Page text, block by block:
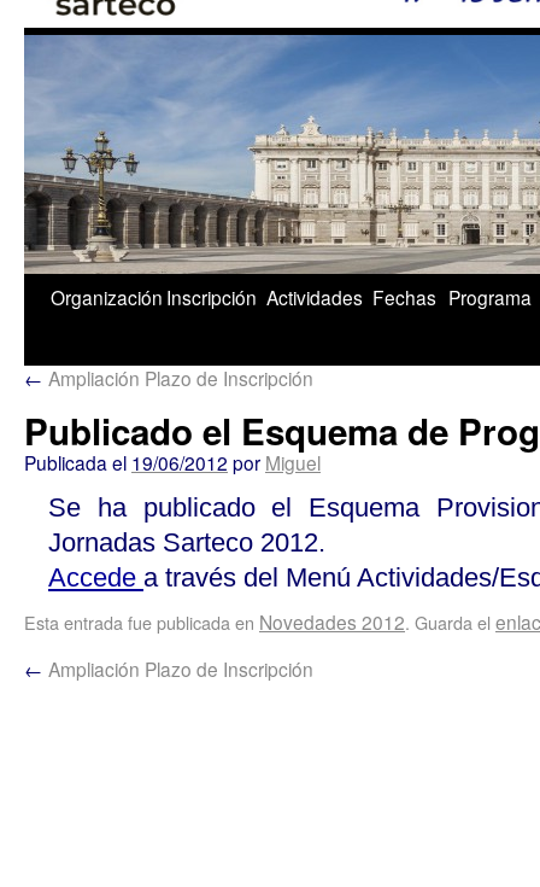
1/5
Palacio Real
Organización Inscripción Actividades Fechas Programa
← Ampliación Plazo de Inscripción
Publicado el Esquema de
Publicada el 19/06/2012 por Miguel
Se ha publicado el Esquema
Jornadas Sarteco 2012.
Accede a través del Menú Actividades/
Esta entrada fue publicada en Novedades 2012. Guarda el
← Ampliación Plazo de Inscripción